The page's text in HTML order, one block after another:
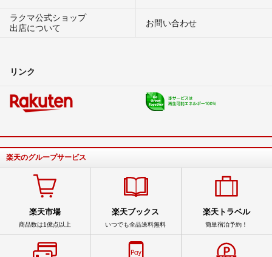
ラクマ公式ショップ
出店について
お問い合わせ
リンク
楽天のグループサービス
楽天市場
商品数は1億点以上
楽天ブックス
いつでも全品送料無料
楽天トラベル
簡単宿泊予約！